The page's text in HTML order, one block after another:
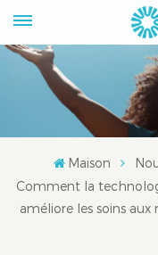
Maison
Comment la
améliore les soins